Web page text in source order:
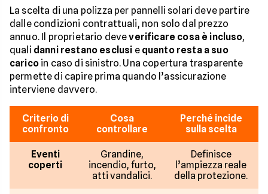
La scelta di una polizza per pannelli solari deve partire
dalle condizioni contrattuali, non solo dal prezzo
annuo. Il proprietario deveverificare cosa è incluso,
quali danni restano esclusi e quanto resta a suo
caricoin caso di sinistro. Una copertura trasparente
permette di capire prima quando l’assicurazione
interviene davvero.
Criterio di
confronto
Cosa
controllare
Perché incide
sulla scelta
Eventi
coperti
Grandine,
incendio, furto,
atti vandalici.
Definisce
l’ampiezza reale
della protezione.